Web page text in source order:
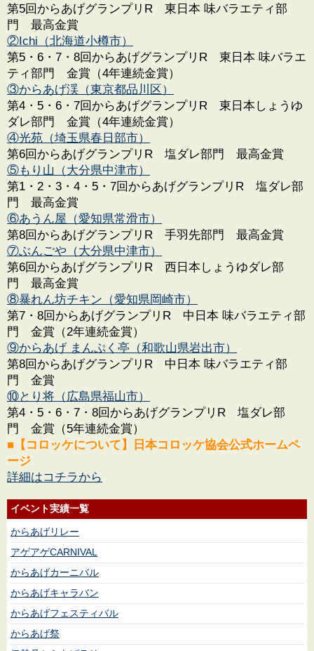
第5回からあげグランプリR 東日本 味バラエティ部
門 最高金賞
②Ichi（北海道小樽市）
第5・6・7・8回からあげグランプリR 東日本 味バラエ
ティ部門 金賞（4年連続金賞）
③からあげ渓（東京都品川区）
第4・5・6・7回からあげグランプリR 東日本しょうゆ
ダレ部門 金賞（4年連続金賞）
④光苑（埼玉県春日部市）
第6回からあげグランプリR 塩ダレ部門 最高金賞
⑤もり山（大分県中津市）
第1・2・3・4・5・7回からあげグランプリR 塩ダレ部
門 最高金賞
⑥あうん屋（愛知県常滑市）
第8回からあげグランプリR 手羽先部門 最高金賞
⑦ぶんごや（大分県中津市）
第6回からあげグランプリR 西日本しょうゆダレ部
門 最高金賞
⑧暴れん坊チキン（愛知県岡崎市）
第7・8回からあげグランプリR 中日本 味バラエティ部
門 金賞（2年連続金賞）
⑨からあげ まんぷく亭（和歌山県岩出市）
第8回からあげグランプリR 中日本 味バラエティ部
門 金賞
⑩とり将（広島県福山市）
第4・5・6・7・8回からあげグランプリR 塩ダレ部
門 金賞（5年連続金賞）
■【コロッケについて】日本コロッケ協会公式ホームペ
ージ
詳細はコチラから
イベント実績一覧
からあげリレー
アゲアゲCARNIVAL
からあげカーニバル
からあげキャラバン
からあげフェスティバル
からあげ祭